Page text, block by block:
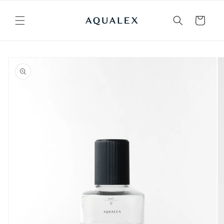
ai contenuti
Carrello
informazioni
sul prodotto